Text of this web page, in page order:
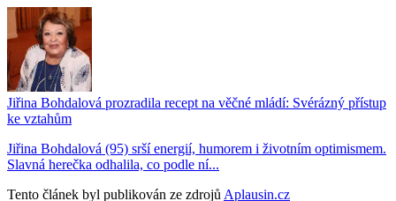
Jiřina Bohdalová prozradila recept na věčné mládí: Svérázný přístup
ke vztahům
Jiřina Bohdalová (95) srší energií, humorem i životním optimismem.
Slavná herečka odhalila, co podle ní...
Tento článek byl publikován ze zdrojů Aplausin.cz